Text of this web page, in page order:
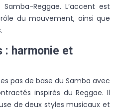
Reggae. L’accent est
du mouvement, ainsi que
: harmonie et
pas de base du Samba avec
inspirés du Reggae. Il
de deux styles musicaux et